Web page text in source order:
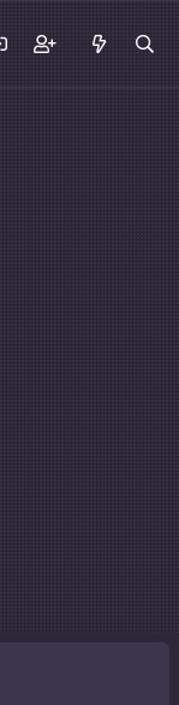
Форумы